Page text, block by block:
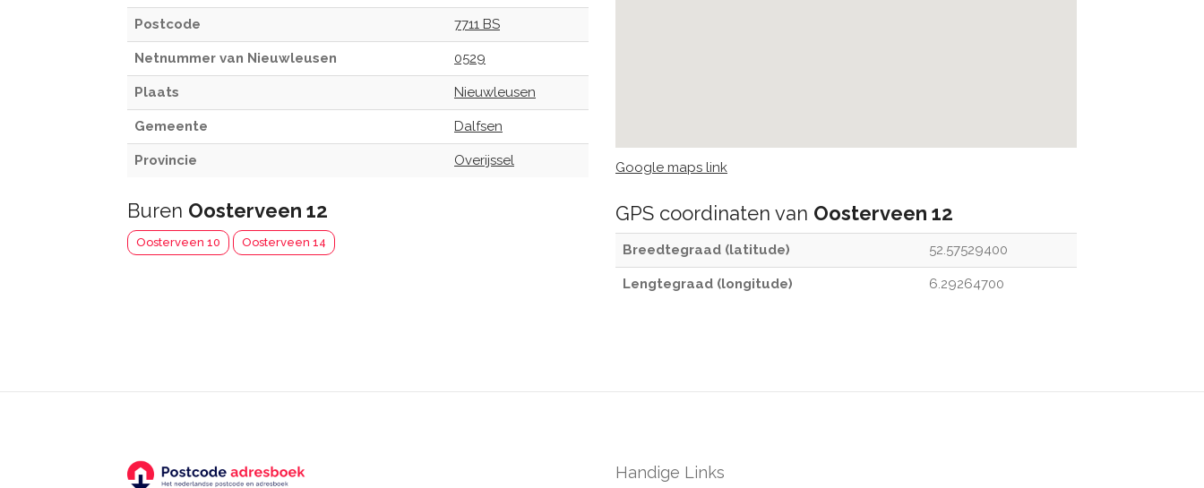
Postcode 7711 BS
Netnummer van Nieuwleusen 0529
Plaats Nieuwleusen
Gemeente Dalfsen
Provincie Overijssel
Buren Oosterveen 12
Oosterveen 10 Oosterveen 14
Google maps link
GPS coordinaten van Oosterveen 12
Breedtegraad (latitude) 52.57529400
Lengtegraad (longitude) 6.29264700
Handige Links